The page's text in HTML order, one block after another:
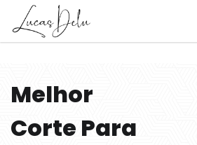
Melhor
Corte Para